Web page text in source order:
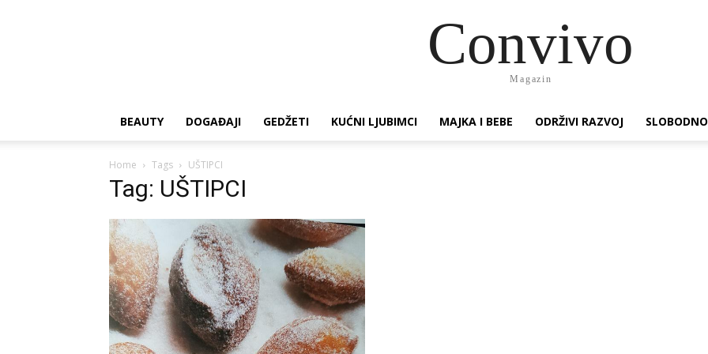
Convivo
Magazin
BEAUTY DOGAĐAJI GEDŽETI KUĆNI LJUBIMCI MAJKA I BEBE ODRŽIVI RAZVOJ
Home Tags UŠTIPCI
Tag: UŠTIPCI